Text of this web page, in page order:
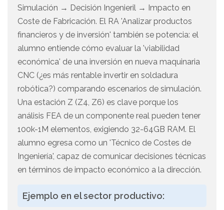
Simulación → Decisión Ingenieril → Impacto en
Coste de Fabricación. El RA 'Analizar productos
financieros y de inversión' también se potencia: el
alumno entiende cómo evaluar la 'viabilidad
económica' de una inversión en nueva maquinaria
CNC (¿es más rentable invertir en soldadura
robótica?) comparando escenarios de simulación.
Una estación Z (Z4, Z6) es clave porque los
análisis FEA de un componente real pueden tener
100k-1M elementos, exigiendo 32-64GB RAM. El
alumno egresa como un 'Técnico de Costes de
Ingeniería', capaz de comunicar decisiones técnicas
en términos de impacto económico a la dirección.
Ejemplo en el sector productivo: